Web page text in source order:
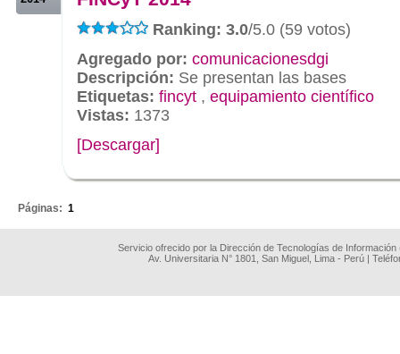
Ranking: 3.0/5.0 (59 votos)
Agregado por: comunicacionesdgi
Descripción: Se presentan las bases
Etiquetas: fincyt , equipamiento científico
Vistas: 1373
[Descargar]
Páginas: 1
Servicio ofrecido por la Dirección de Tecnologías de
Av. Universitaria N° 1801, San Miguel, Lima - Perú |